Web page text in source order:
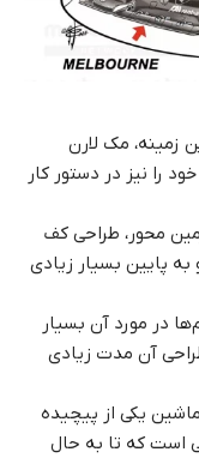
زمینه، مک لارن
را نیز در دستور کار
محور، طراحی کف
پایین بسیار زیادی
در مورد آن بسیار
آن مدت زیادی
یکی از پیچیده
است که تا به حال